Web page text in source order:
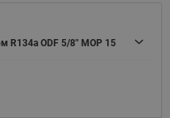
R134a ODF 5/8" MOP 15